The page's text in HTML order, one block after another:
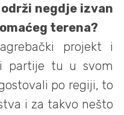
negdje izvan
terena?
projekt i
partije tu u svom
po regiji, to
i za takvo nešto